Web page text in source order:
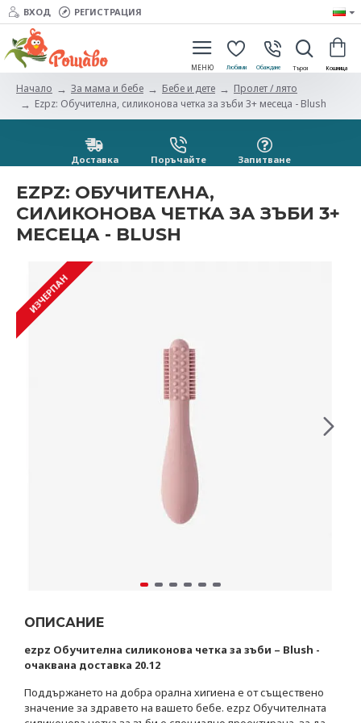
ВХОД РЕГИСТРАЦИЯ
Начало За мама и бебе Бебе и дете
Пролет / лято
Ezpz: Обучителна, силиконова четка за зъби 3+ месеца - Blush
Доставка Поръчайте Запитванe
EZPZ: ОБУЧИТЕЛНА,
СИЛИКОНОВА ЧЕТКА ЗА ЗЪБИ 3+
МЕСЕЦА - BLUSH
ИЗЧЕРПАН
ОПИСАНИЕ
ezpz Обучителна силиконова четка за зъби – Blush -
очаквана доставка 20.12
Поддържането на добра орална хигиена е от съществено
значение за здравето на вашето бебе. ezpz Обучителната